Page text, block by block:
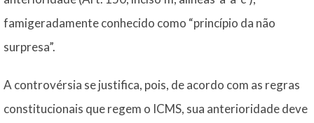
famigeradamente conhecido como “princípio da não
surpresa”.
A controvérsia se justifica, pois, de acordo com as regras
constitucionais que regem o ICMS, sua anterioridade deve